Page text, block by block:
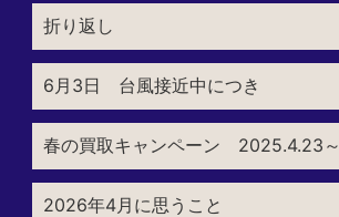
折り返し
6月3日 台風接近中につき
春の買取キャンペーン 2025.4.23～
2026年4月に思うこと